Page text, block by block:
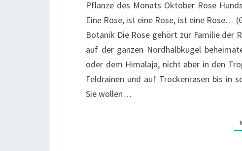
Pflanze des Monats Oktober Rose
Eine Rose, ist eine Rose, ist eine Rose…
Botanik Die Rose gehört zur Familie der
auf der ganzen Nordhalbkugel
oder dem Himalaja, nicht aber in den
Feldrainen und auf Trockenrasen bis in
Sie wollen…